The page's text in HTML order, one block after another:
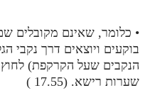
• כלומר, שאינם מקובלים
בוקעים ויוצאים דרך נקבי
הנקבים שעל הקרקפת) לחוץ
שערות רישא. (17.55 )